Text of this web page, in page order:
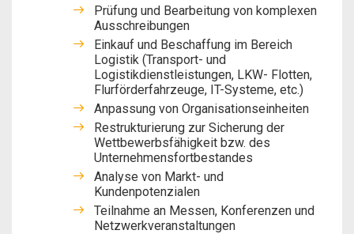
Prüfung und Bearbeitung von komplexen
Ausschreibungen
Einkauf und Beschaffung im Bereich
Logistik (Transport- und
Logistikdienstleistungen, LKW- Flotten,
Flurförderfahrzeuge, IT-Systeme, etc.)
Anpassung von Organisationseinheiten
Restrukturierung zur Sicherung der
Wettbewerbsfähigkeit bzw. des
Unternehmensfortbestandes
Analyse von Markt- und
Kundenpotenzialen
Teilnahme an Messen, Konferenzen und
Netzwerkveranstaltungen